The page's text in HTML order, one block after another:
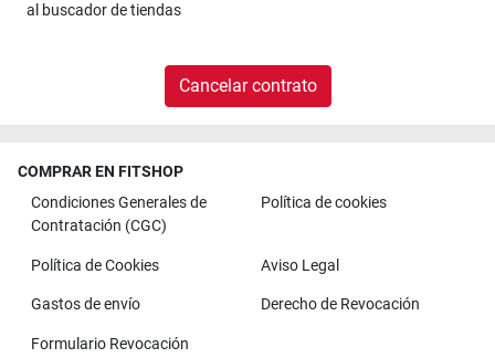
al buscador de tiendas
Cancelar contrato
COMPRAR EN FITSHOP
Condiciones Generales de
Contratación (CGC)
Política de cookies
Política de Cookies Aviso Legal
Gastos de envío Derecho de Revocación
Formulario Revocación